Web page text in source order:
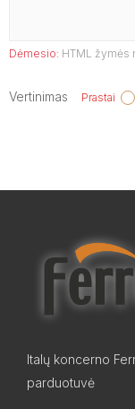
Dėmesio: HTML žymės
Vertinimas Prastai
Italų koncerno
parduotuvė